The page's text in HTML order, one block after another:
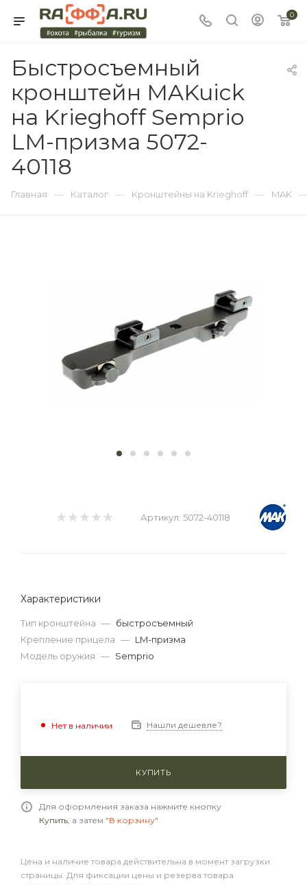
0
Быстросъемный
кронштейн MAKuick
на Krieghoff Semprio
LM-призма 5072-
40118
Главная — Каталог — Кронштейны на Krieghoff — MAK
Артикул: 5072-40118
Характеристики
Тип кронштейна — быстросъемный
Крепление прицела — LM-призма
Модель оружия — Semprio
Нет в наличии Нашли дешевле?
КУПИТЬ
Для оформления заказа нажмите кнопку
Купить, а затем "В корзину"
Цена и наличие товара действительна в момент загрузки
страницы. Для фиксации цены и резерва товара